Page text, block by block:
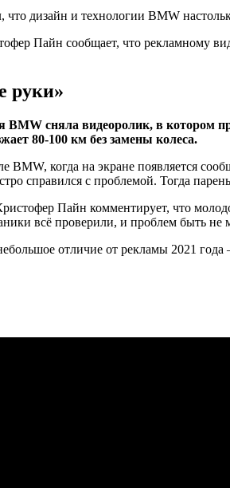
что дизайн и технологии BMW
Пайн сообщает, что рекламному
руки»
BMW сняла видеоролик, в
80-100 км без замены колеса.
BMW, когда на экране появляется
справился с проблемой. Тогда
Пайн комментирует, что
всё проверили, и проблем быть не
отличие от рекламы 2021